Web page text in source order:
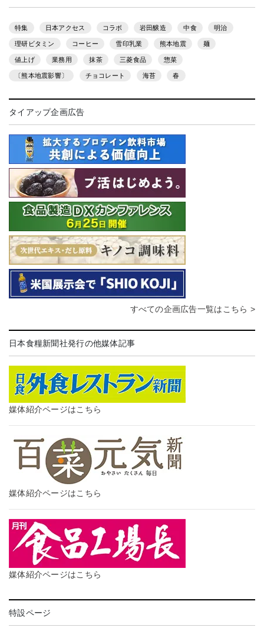
特集 日本アクセス コラボ 岩田醸造 中食 明治
理研ビタミン コーヒー 雪印乳業 熊本地震 麺
値上げ 業務用 抹茶 三菱食品 惣菜
〔熊本地震影響〕 チョコレート 海苔 春
タイアップ企画広告
すべての企画広告一覧はこちら >
日本食糧新聞社発行の他媒体記事
媒体紹介ページはこちら
媒体紹介ページはこちら
媒体紹介ページはこちら
特設ページ